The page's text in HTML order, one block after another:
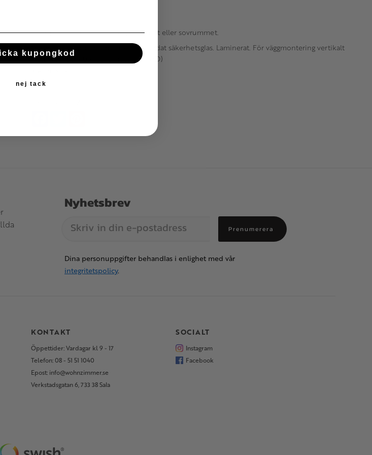
Glassig tavla för köket, vardagsrummet eller sovrummet.
Material:Polypropen. Fram: 4 mm härdat säkerhetsglas. Laminerat. För väggmontering vertikalt
Mått:80 x 60 x 0,4 centimeter (H/B/D)
Nyhetsbrev
Prenumerera
Dina personuppgifter behandlas i enlighet med vår
integritetspolicy.
KONTAKT
Öppettider: Vardagar kl 9 - 17
Telefon: 08 - 51 51 1040
Epost: info@wohnzimmer.se
Verkstadsgatan 6, 733 38 Sala
SOCIALT
Instagram
Facebook
kupongkod
nej tack